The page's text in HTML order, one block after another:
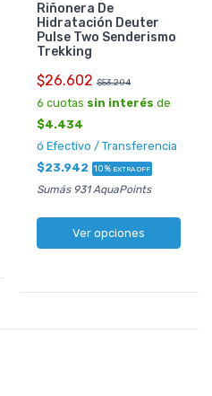
Riñonera De
Hidratación Deuter
Pulse Two Senderismo
Trekking
$26.602 $53.204
6 cuotas sin interés de
$4.434
ó Efectivo / Transferencia
$23.942 10% EXTRA OFF
Sumás 931 AquaPoints
Ver opciones